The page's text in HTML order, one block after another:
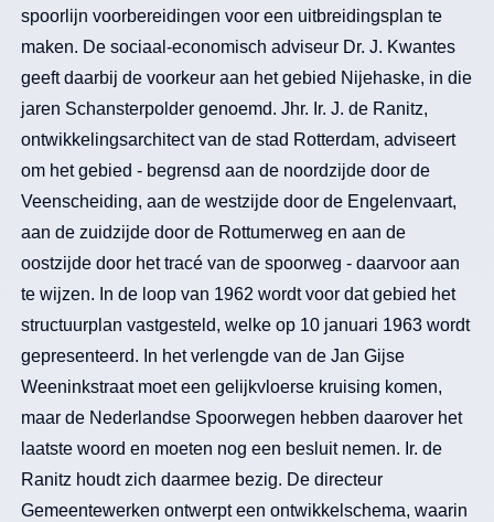
spoorlijn voorbereidingen voor een uitbreidingsplan te
maken. De sociaal-economisch adviseur Dr. J. Kwantes
geeft daarbij de voorkeur aan het gebied Nijehaske, in die
jaren Schansterpolder genoemd. Jhr. Ir. J. de Ranitz,
ontwikkelingsarchitect van de stad Rotterdam, adviseert
om het gebied - begrensd aan de noordzijde door de
Veenscheiding, aan de westzijde door de Engelenvaart,
aan de zuidzijde door de Rottumerweg en aan de
oostzijde door het tracé van de spoorweg - daarvoor aan
te wijzen. In de loop van 1962 wordt voor dat gebied het
structuurplan vastgesteld, welke op 10 januari 1963 wordt
gepresenteerd. In het verlengde van de Jan Gijse
Weeninkstraat moet een gelijkvloerse kruising komen,
maar de Nederlandse Spoorwegen hebben daarover het
laatste woord en moeten nog een besluit nemen. Ir. de
Ranitz houdt zich daarmee bezig. De directeur
Gemeentewerken ontwerpt een ontwikkelschema, waarin